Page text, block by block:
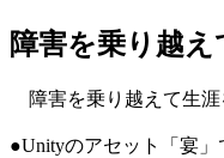
障害を乗り越
障害を乗り越えて生涯
●Unityのアセット「宴」